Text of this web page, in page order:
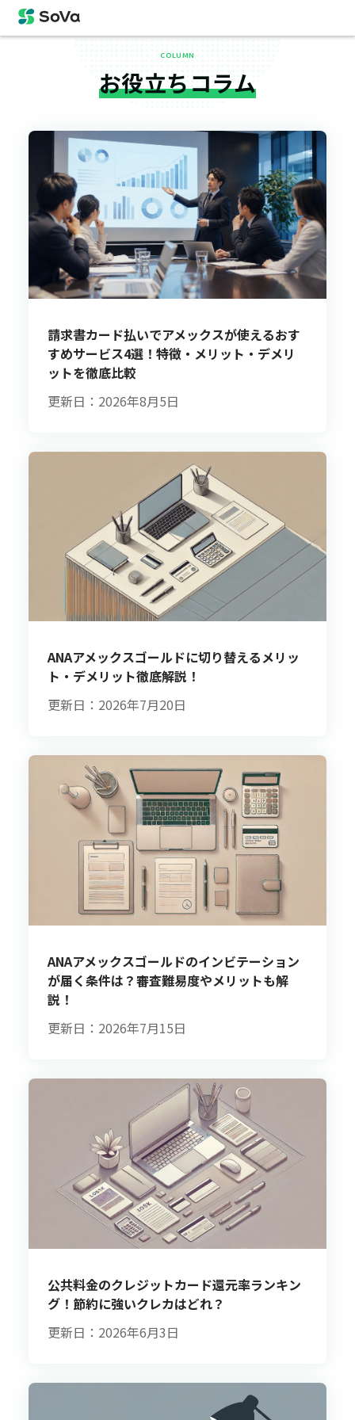
COLUMN
お役立ちコラム
請求書カード払いでアメックスが使えるおす
すめサービス4選！特徴・メリット・デメリ
ットを徹底比較
更新日：2026年8月5日
ANAアメックスゴールドに切り替えるメリッ
ト・デメリット徹底解説！
更新日：2026年7月20日
ANAアメックスゴールドのインビテーション
が届く条件は？審査難易度やメリットも解
説！
更新日：2026年7月15日
公共料金のクレジットカード還元率ランキン
グ！節約に強いクレカはどれ？
更新日：2026年6月3日